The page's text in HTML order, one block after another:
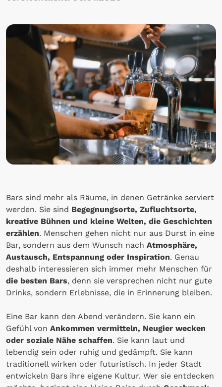
Bars sind mehr als Räume, in denen Getränke serviert
werden. Sie sind Begegnungsorte, Zufluchtsorte,
kreative Bühnen und kleine Welten, die Geschichten
erzählen. Menschen gehen nicht nur aus Durst in eine
Bar, sondern aus dem Wunsch nach Atmosphäre,
Austausch, Entspannung oder Inspiration. Genau
deshalb interessieren sich immer mehr Menschen für
die besten Bars, denn sie versprechen nicht nur gute
Drinks, sondern Erlebnisse, die in Erinnerung bleiben.
Eine Bar kann den Abend verändern. Sie kann ein
Gefühl von Ankommen vermitteln, Neugier wecken
oder soziale Nähe schaffen. Sie kann laut und
lebendig sein oder ruhig und gedämpft. Sie kann
traditionell wirken oder futuristisch. In jeder Stadt
entwickeln Bars ihre eigene Kultur. Wer sie entdecken